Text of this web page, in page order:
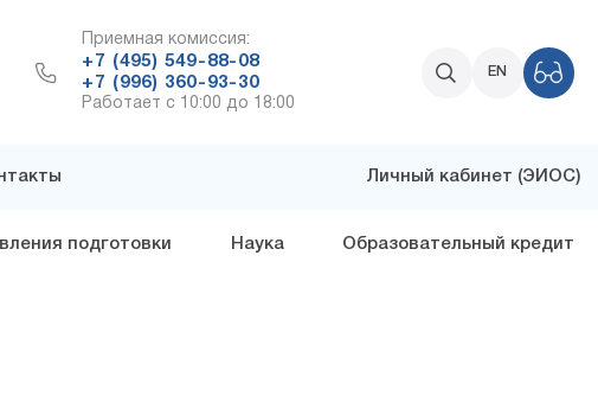
Приемная комиссия:
+7 (495) 549-88-08
+7 (996) 360-93-30
Работает с 10:00 до 18:00
EN
Личный кабинет (ЭИОС)
подготовки Наука Образовательный кредит